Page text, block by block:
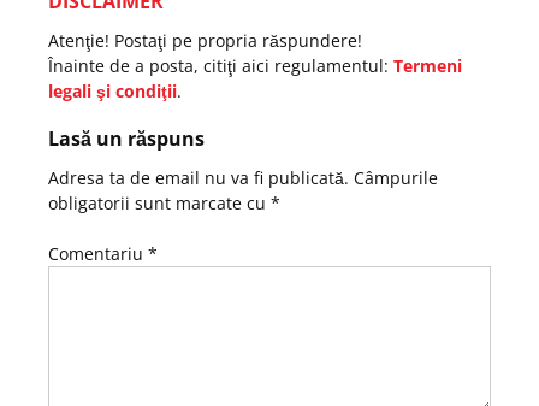
Atenţie! Postaţi pe propria răspundere!
Înainte de a posta, citiţi aici regulamentul: Termeni
legali şi condiţii.
Lasă un răspuns
Adresa ta de email nu va fi publicată. Câmpurile
obligatorii sunt marcate cu *
Comentariu *